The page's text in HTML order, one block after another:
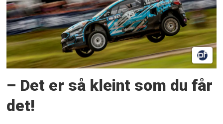
– Det er så kleint som du får
det!